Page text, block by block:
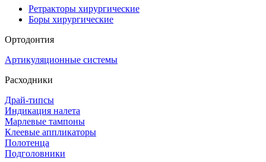
Ретракторы хирургические
Боры хирургические
Ортодонтия
Артикуляционные системы
Расходники
Драй-типсы
Индикация налета
Марлевые тампоны
Клеевые аппликаторы
Полотенца
Подголовники